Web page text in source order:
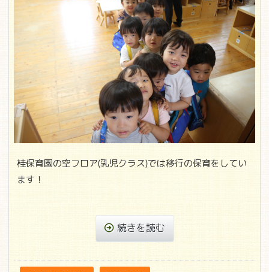
桂保育園の空フロア(乳児クラス)では移行の保育をしてい
ます！
続きを読む